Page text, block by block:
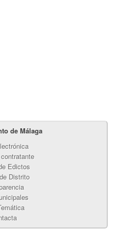
de Málaga
Edictos
Distrito